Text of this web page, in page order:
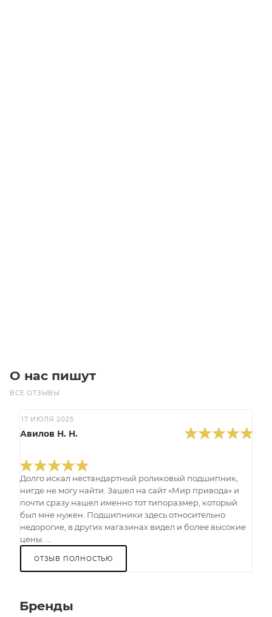
О нас пишут
ВСЕ ОТЗЫВЫ
17 ИЮЛЯ 2025
Авилов Н. Н.
Долго искал нестандартный роликовый подшипник,
нигде не могу найти. Зашел на сайт «Мир привода» и
почти сразу нашел именно тот типоразмер, который
был мне нужен. Подшипники здесь относительно
недорогие, в других магазинах видел и более высокие
цены. ...
ОТЗЫВ ПОЛНОСТЬЮ
Бренды